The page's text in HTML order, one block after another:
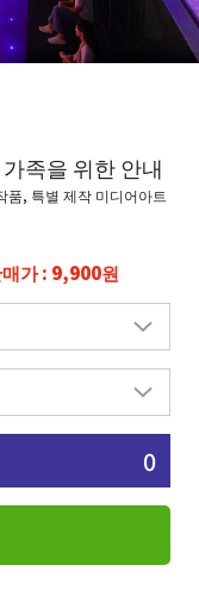
족을 위한 안내
, 특별 제작 미디어아트
가 : 9,900원
0